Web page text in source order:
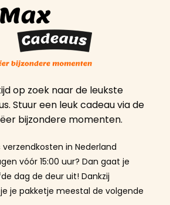
op zoek naar de leukste
Stuur een leuk cadeau via de
bijzondere momenten.
in Nederland
vóór 15:00 uur? Dan gaat je
dag de deur uit! Dankzij
je je pakketje meestal de volgende